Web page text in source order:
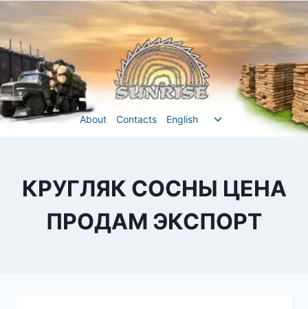
Перейти
до
вмісту
About Contacts English
Перемкнути
КРУГЛЯК СОСНЫ ЦЕНА
ПРОДАМ ЭКСПОРТ